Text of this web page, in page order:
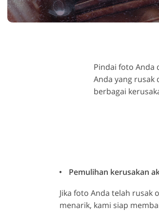
Layanan Perbaikan
Pindai foto Anda
Anda yang rusak
berbagai
Pemulihan kerusakan
Jika foto Anda telah rusak
menarik, kami siap